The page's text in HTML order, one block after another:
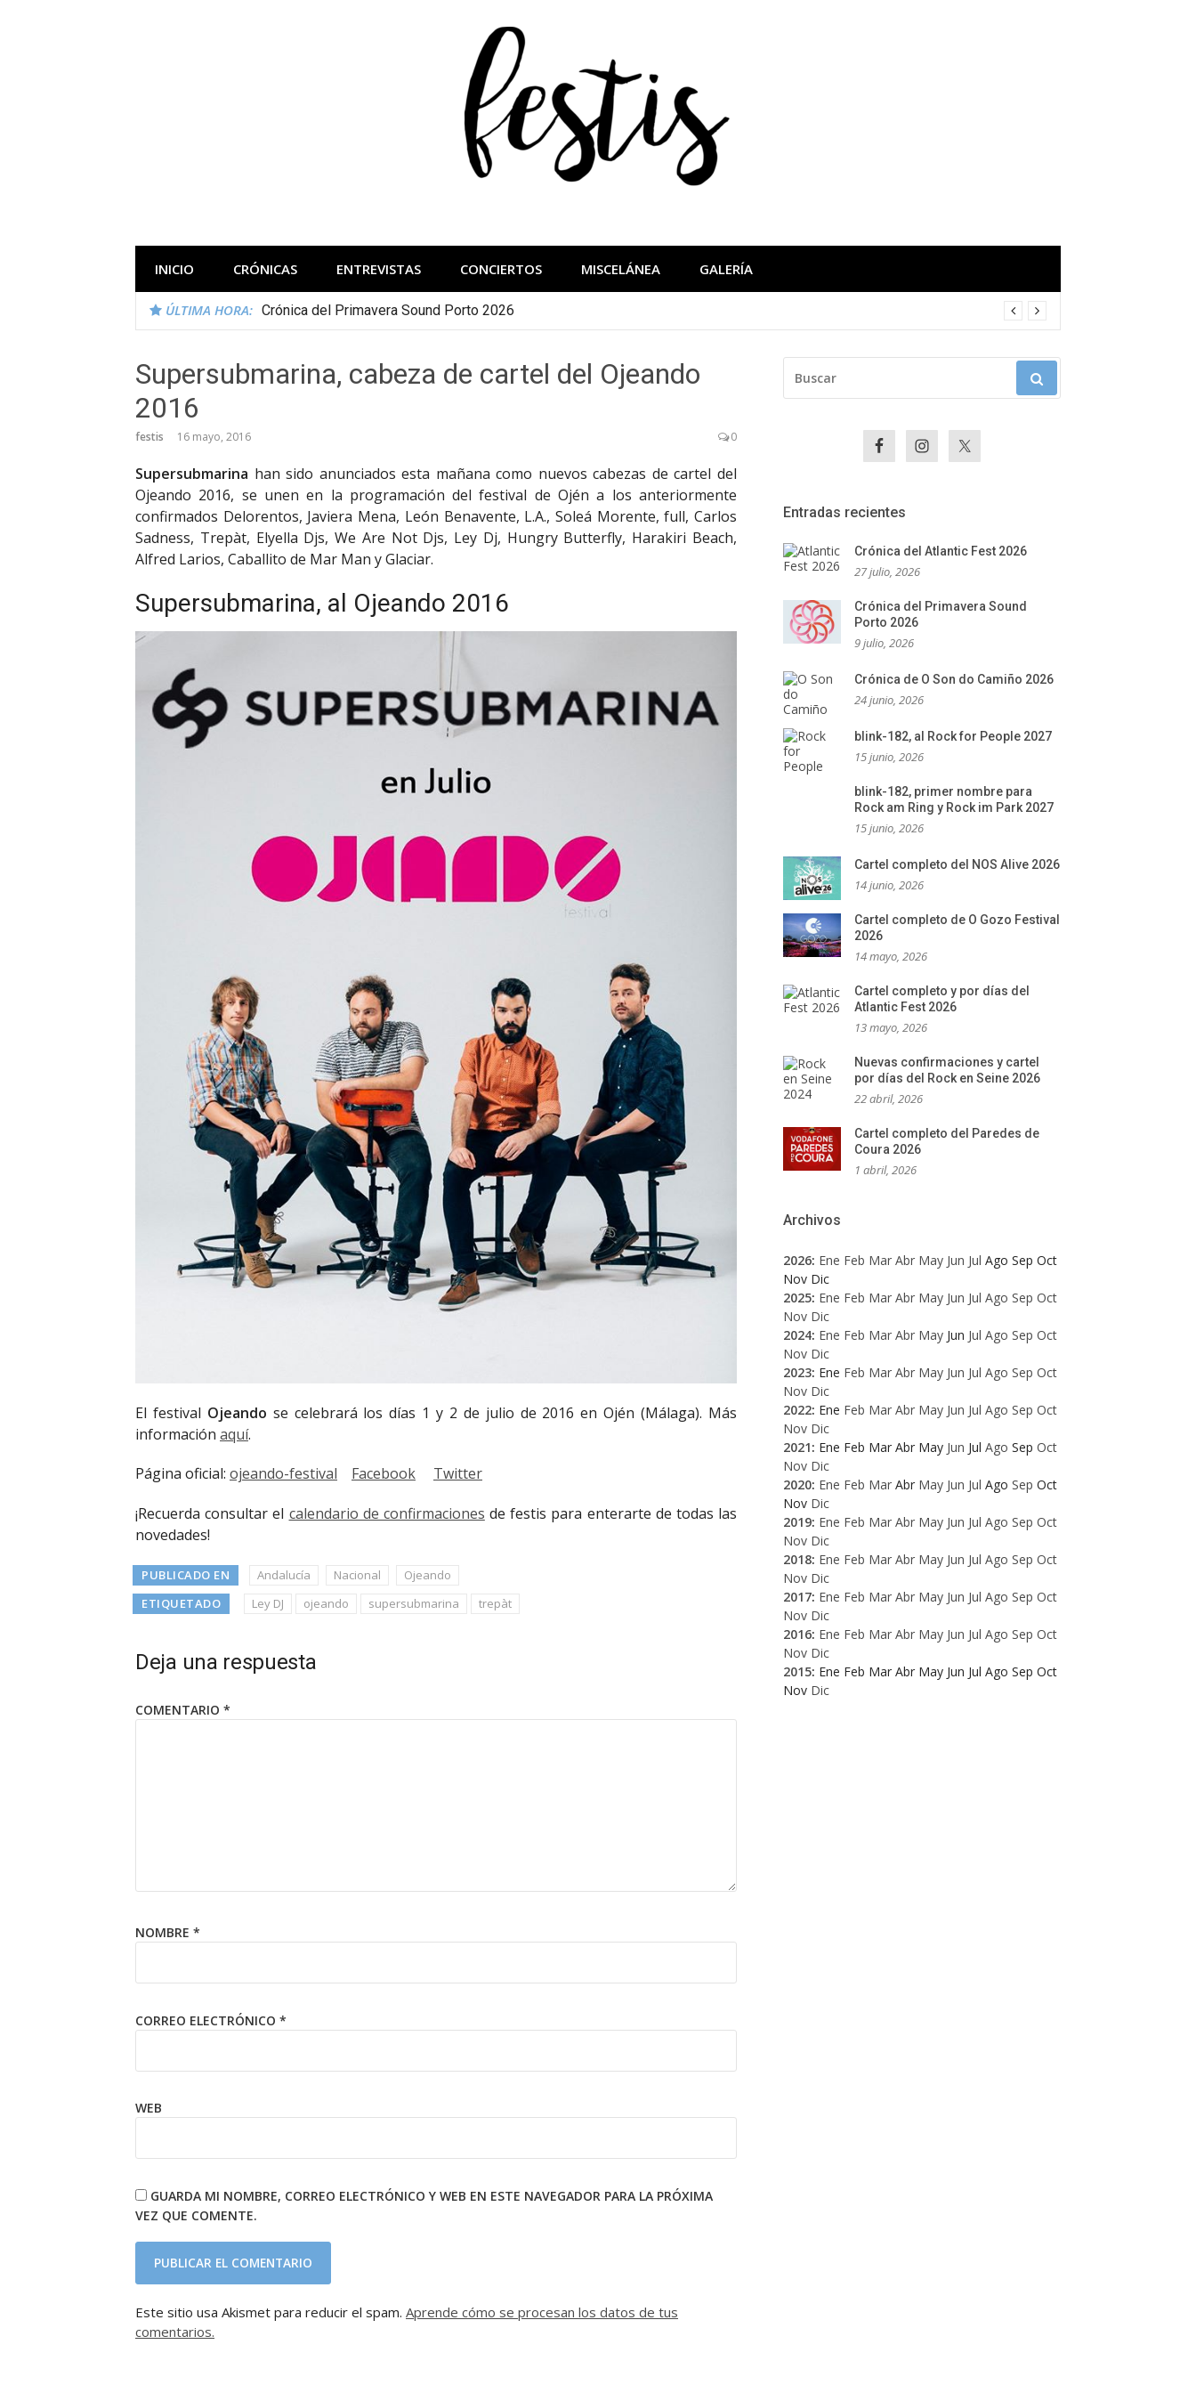
INICIO CRÓNICAS ENTREVISTAS CONCIERTOS MISCELÁNEA GALERÍA
ÚLTIMA HORA: Crónica del Primavera Sound Porto 2026
Supersubmarina, cabeza de cartel del Ojeando
2016
festis 16 mayo, 2016 0
Supersubmarina han sido anunciados esta mañana como nuevos cabezas de cartel del
Ojeando 2016, se unen en la programación del festival de Ojén a los anteriormente
confirmados Delorentos, Javiera Mena, León Benavente, L.A., Soleá Morente, full, Carlos
Sadness, Trepàt, Elyella Djs, We Are Not Djs, Ley Dj, Hungry Butterfly, Harakiri Beach,
Alfred Larios, Caballito de Mar Man y Glaciar.
Supersubmarina, al Ojeando 2016
El festival Ojeando se celebrará los días 1 y 2 de julio de 2016 en Ojén (Málaga). Más
información aquí.
Página oficial: ojeando-festival Facebook Twitter
¡Recuerda consultar el calendario de confirmaciones de festis para enterarte de todas las
novedades!
PUBLICADO EN Andalucía Nacional
Ojeando
ETIQUETADO
Ley DJ ojeando supersubmarina trepàt
Deja una respuesta
COMENTARIO *
NOMBRE *
CORREO ELECTRÓNICO *
WEB
GUARDA MI NOMBRE, CORREO ELECTRÓNICO Y WEB EN ESTE NAVEGADOR PARA LA PRÓXIMA
VEZ QUE COMENTE.
Este sitio usa Akismet para reducir el spam. Aprende cómo se procesan los datos de tus
comentarios.
Entradas recientes
Crónica del Atlantic Fest 2026
27 julio, 2026
Crónica del Primavera Sound
Porto 2026
9 julio, 2026
Crónica de O Son do Camiño 2026
24 junio, 2026
blink-182, al Rock for People 2027
15 junio, 2026
blink-182, primer nombre para
Rock am Ring y Rock im Park 2027
15 junio, 2026
Cartel completo del NOS Alive 2026
14 junio, 2026
Cartel completo de O Gozo Festival
2026
14 mayo, 2026
Cartel completo y por días del
Atlantic Fest 2026
13 mayo, 2026
Nuevas confirmaciones y cartel
por días del Rock en Seine 2026
22 abril, 2026
Cartel completo del Paredes de
Coura 2026
1 abril, 2026
Archivos
2026: Ene Feb Mar Abr May Jun Jul Ago Sep Oct
Nov Dic
2025: Ene Feb Mar Abr May Jun Jul Ago Sep Oct
Nov Dic
2024: Ene Feb Mar Abr May Jun Jul Ago Sep Oct
Nov Dic
2023: Ene Feb Mar Abr May Jun Jul Ago Sep Oct
Nov Dic
2022: Ene Feb Mar Abr May Jun Jul Ago Sep Oct
Nov Dic
2021: Ene Feb Mar Abr May Jun Jul Ago Sep Oct
Nov Dic
2020: Ene Feb Mar Abr May Jun Jul Ago Sep Oct
Nov Dic
2019: Ene Feb Mar Abr May Jun Jul Ago Sep Oct
Nov Dic
2018: Ene Feb Mar Abr May Jun Jul Ago Sep Oct
Nov Dic
2017: Ene Feb Mar Abr May Jun Jul Ago Sep Oct
Nov Dic
2016: Ene Feb Mar Abr May Jun Jul Ago Sep Oct
Nov Dic
2015: Ene Feb Mar Abr May Jun Jul Ago Sep Oct
Nov Dic